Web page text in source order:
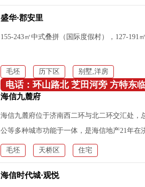
盛华·郡安里
155-243㎡中式叠拼（国际度假村），127-191
毛坯 历下区 别墅,洋房
电话：环山路北 芝田河旁 方特东
洋房
海信九麓府
海信九麓府位于济南西二环与北二环交汇处，
公等多种城市功能于一体，是海信地产21年在
毛坯 天桥区 住宅
海信时代城·观悦